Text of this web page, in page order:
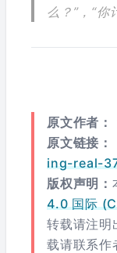
么？”，“
原文作者：
原文链接：
ing-real-
版权声明：
4.0 国际
转载请注明
载请联系作